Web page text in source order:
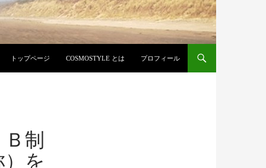
トップページ
COSMOSTYLE とは プロフィール
制
を